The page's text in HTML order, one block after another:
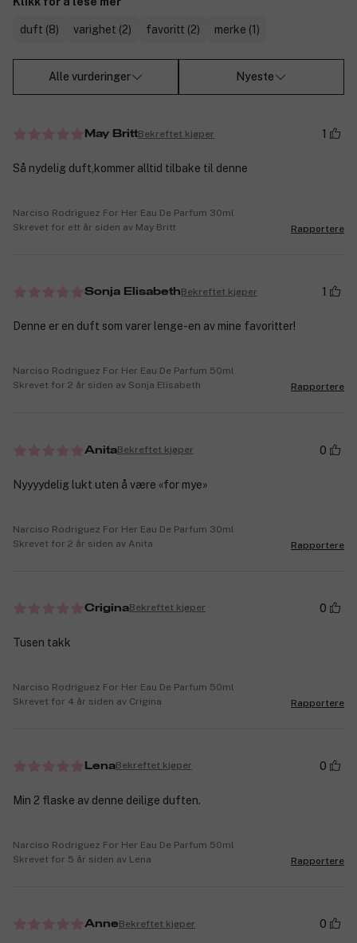
duft (8) varighet (2) favoritt (2) merke (1)
Alle vurderinger Nyeste
May BrittBekreftet kjøper 1
Så nydelig duft,kommer alltid tilbake til denne
Narciso Rodriguez For Her Eau De Parfum 30ml
Skrevet for ett år siden av May Britt
Rapportere
Sonja ElisabethBekreftet kjøper 1
Denne er en duft som varer lenge-en av mine favoritter!
Narciso Rodriguez For Her Eau De Parfum 50ml
Skrevet for 2 år siden av Sonja Elisabeth
Rapportere
AnitaBekreftet kjøper 0
Nyyyydelig lukt uten å være «for mye»
Narciso Rodriguez For Her Eau De Parfum 30ml
Skrevet for 2 år siden av Anita
Rapportere
CriginaBekreftet kjøper 0
Tusen takk
Narciso Rodriguez For Her Eau De Parfum 50ml
Skrevet for 4 år siden av Crigina
Rapportere
LenaBekreftet kjøper 0
Min 2 flaske av denne deilige duften.
Narciso Rodriguez For Her Eau De Parfum 50ml
Skrevet for 5 år siden av Lena
Rapportere
AnneBekreftet kjøper 0